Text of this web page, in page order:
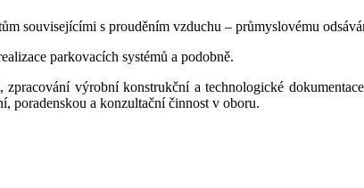
souvisejícími s prouděním vzduchu – průmyslovému
parkovacích systémů a podobně.
výrobní konstrukční a technologické
poradenskou a konzultační činnost v oboru.